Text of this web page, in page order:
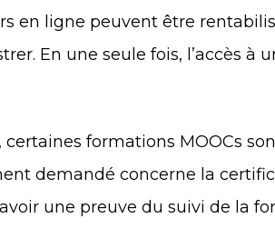
en ligne peuvent être
En une seule fois, l’accès à
certaines formations MOOCs
demandé concerne la
une preuve du suivi de la